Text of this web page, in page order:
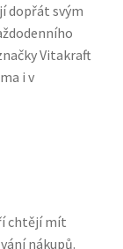
kvalitou
složení
dopřát svým
Vitakraft
i v
chtějí mít
nákupů.